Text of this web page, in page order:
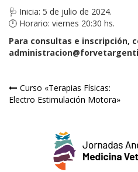
🩺 Inicia: 5 de julio de 2024.
🕛 Horario: viernes 20:30 hs.
Para consultas e inscripción,
Navegación
de
entradas
Curso «Terapias Físicas:
Electro Estimulación Motora»